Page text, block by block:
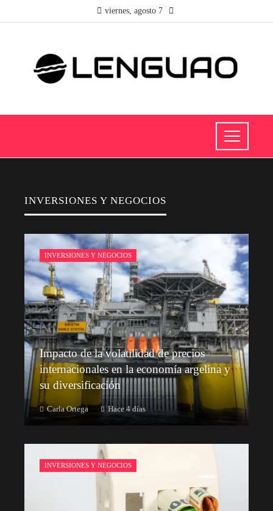
viernes, agosto 7
INVERSIONES Y NEGOCIOS
INVERSIONES Y NEGOCIOS
Impacto de la volatilidad de precios
internacionales en la economía argelina y
su diversificación
Carla Ortega Hace 4 días
INVERSIONES Y NEGOCIOS